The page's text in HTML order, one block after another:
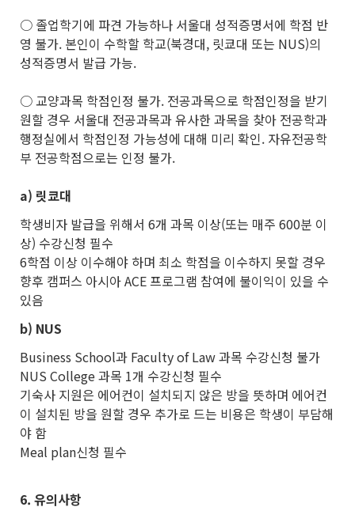
○ 졸업학기에 파견 가능하나 서울대 성적증명서에 학점 반
영 불가. 본인이 수학할 학교(북경대, 릿쿄대 또는 NUS)의
성적증명서 발급 가능.
○ 교양과목 학점인정 불가. 전공과목으로 학점인정을 받기
원할 경우 서울대 전공과목과 유사한 과목을 찾아 전공학과
행정실에서 학점인정 가능성에 대해 미리 확인. 자유전공학
부 전공학점으로는 인정 불가.
a) 릿쿄대
학생비자 발급을 위해서 6개 과목 이상(또는 매주 600분 이
상) 수강신청 필수
6학점 이상 이수해야 하며 최소 학점을 이수하지 못할 경우
향후 캠퍼스 아시아 ACE 프로그램 참여에 불이익이 있을 수
있음
b) NUS
Business School과 Faculty of Law 과목 수강신청 불가
NUS College 과목 1개 수강신청 필수
기숙사 지원은 에어컨이 설치되지 않은 방을 뜻하며 에어컨
이 설치된 방을 원할 경우 추가로 드는 비용은 학생이 부담해
야 함
Meal plan신청 필수
6. 유의사항